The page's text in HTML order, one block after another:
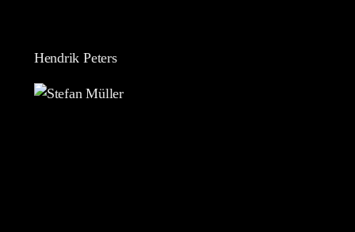
Hendrik Peters